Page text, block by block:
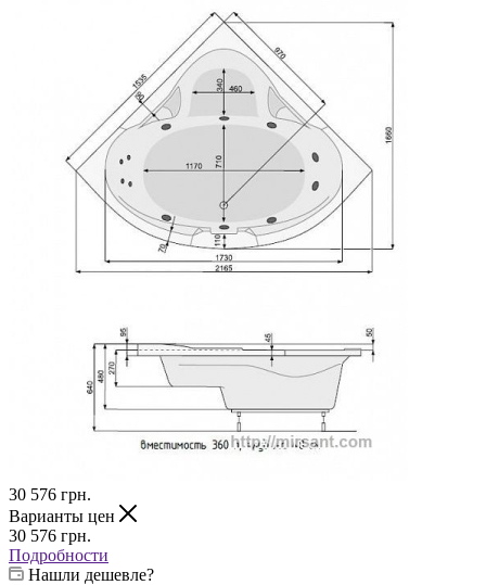
30 576 грн.
Варианты цен
30 576 грн.
Подробности
Нашли дешевле?